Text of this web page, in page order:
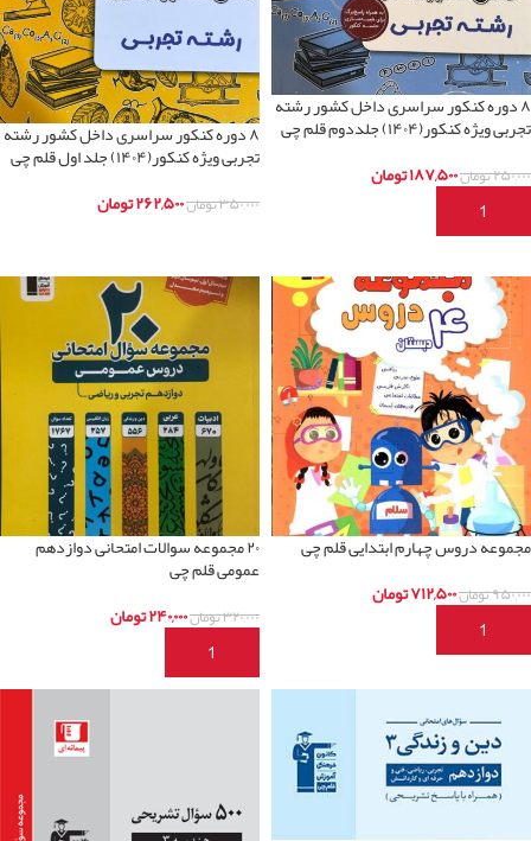
۸ دوره کنکور سراسری داخل کشور رشته
تجربی ویژه کنکور(۱۴۰۴) جلددوم قلم چی
۲۵۰,۰۰۰تومان۱۸۷,۵۰۰تومان
افزودن به سبد خرید
۸ دوره کنکور سراسری داخل کشور رشته
تجربی ویژه کنکور(۱۴۰۴) جلد اول قلم چی
۳۵۰,۰۰۰تومان۲۶۲,۵۰۰تومان
مجموعه دروس چهارم ابتدایی قلم چی
۹۵۰,۰۰۰تومان۷۱۲,۵۰۰تومان
افزودن به سبد خرید
۲۰ مجموعه سوالات امتحانی دوازدهم
عمومی قلم چی
۳۲۰,۰۰۰تومان۲۴۰,۰۰۰تومان
افزودن به سبد خرید